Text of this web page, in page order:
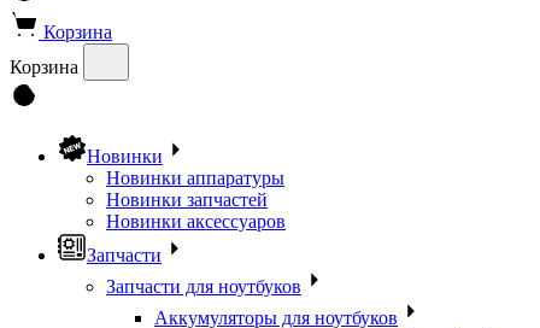
Корзина
Корзина
Новинки
Новинки аппаратуры
Новинки запчастей
Новинки аксессуаров
Запчасти
Запчасти для ноутбуков
Аккумуляторы для ноутбуков